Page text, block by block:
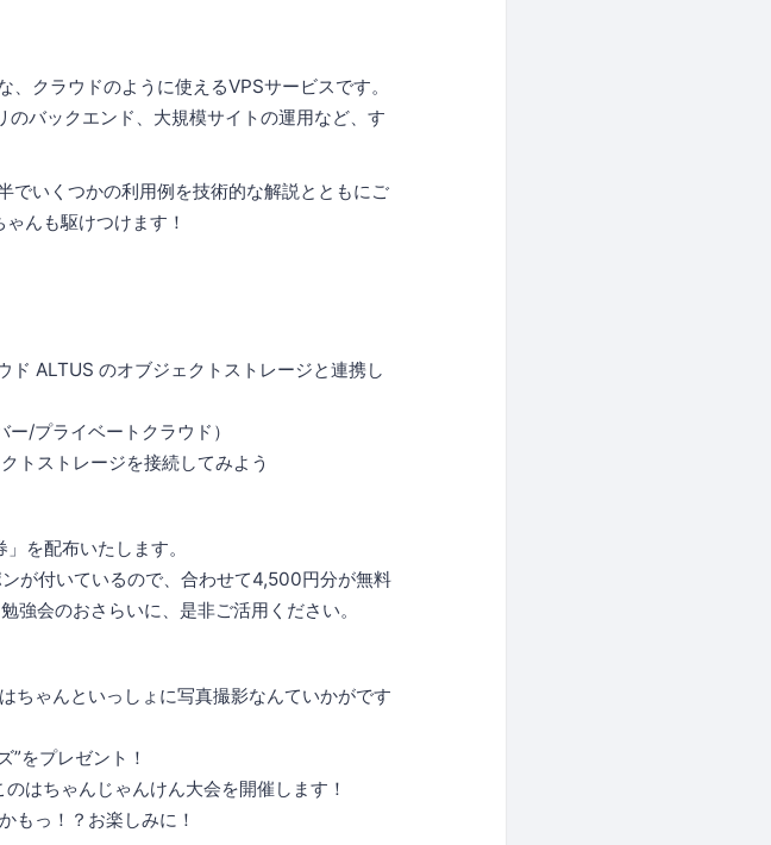
クラウドのように使えるVPSサービスです。
バックエンド、大規模サイトの運用など、す
でいくつかの利用例を技術的な解説とともにご
んも駆けつけます！
ALTUS のオブジェクトストレージと連携し
/プライベートクラウド）
トストレージを接続してみよう
を配布いたします。
が付いているので、合わせて4,500円分が無料
強会のおさらいに、是非ご活用ください。
ちゃんといっしょに写真撮影なんていかがです
”をプレゼント！
はちゃんじゃんけん大会を開催します！
もっ！？お楽しみに！